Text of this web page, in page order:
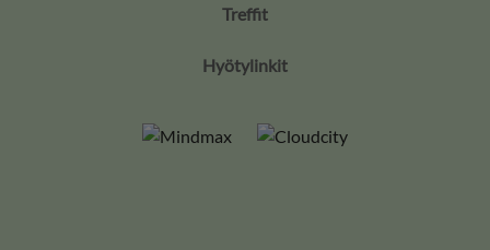
Treffit
Hyötylinkit